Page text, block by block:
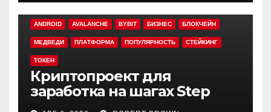
ANDROID AVALANCHE BYBIT БИЗНЕС БЛОКЧЕЙН
МЕДВЕДИ ПЛАТФОРМА ПОПУЛЯРНОСТЬ СТЕЙКИНГ
ТОКЕН
Криптопроект для
заработка на шагах Step
App закрывается спустя